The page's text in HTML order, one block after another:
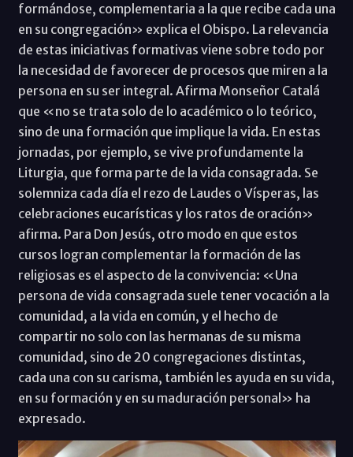
formándose, complementaria a la que recibe cada una
en su congregación» explica el Obispo. La relevancia
de estas iniciativas formativas viene sobre todo por
la necesidad de favorecer de procesos que miren a la
persona en su ser integral. Afirma Monseñor Catalá
que «no se trata solo de lo académico o lo teórico,
sino de una formación que implique la vida. En estas
jornadas, por ejemplo, se vive profundamente la
Liturgia, que forma parte de la vida consagrada. Se
solemniza cada día el rezo de Laudes o Vísperas, las
celebraciones eucarísticas y los ratos de oración»
afirma. Para Don Jesús, otro modo en que estos
cursos logran complementar la formación de las
religiosas es el aspecto de la convivencia: «Una
persona de vida consagrada suele tener vocación a la
comunidad, a la vida en común, y el hecho de
compartir no solo con las hermanas de su misma
comunidad, sino de 20 congregaciones distintas,
cada una con su carisma, también les ayuda en su vida,
en su formación y en su maduración personal» ha
expresado.